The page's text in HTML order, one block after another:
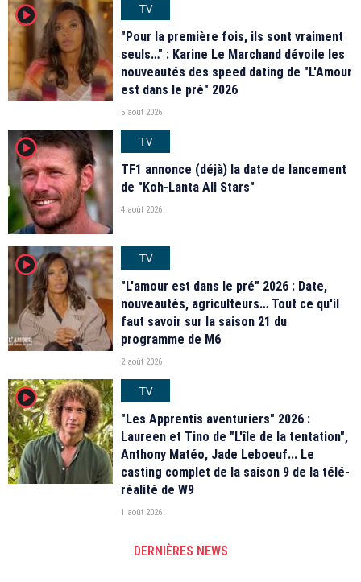
player2
TV
"Pour la première fois, ils sont vraiment
seuls…" : Karine Le Marchand dévoile les
nouveautés des speed dating de "L'Amour
est dans le pré" 2026
5 août 2026
player2
TV
TF1 annonce (déjà) la date de lancement
de "Koh-Lanta All Stars"
4 août 2026
player2
TV
"L'amour est dans le pré" 2026 : Date,
nouveautés, agriculteurs… Tout ce qu'il
faut savoir sur la saison 21 du
programme de M6
2 août 2026
player2
TV
"Les Apprentis aventuriers" 2026 :
Laureen et Tino de "L'île de la tentation",
Anthony Matéo, Jade Leboeuf... Le
casting complet de la saison 9 de la télé-
réalité de W9
1 août 2026
DERNIÈRES NEWS